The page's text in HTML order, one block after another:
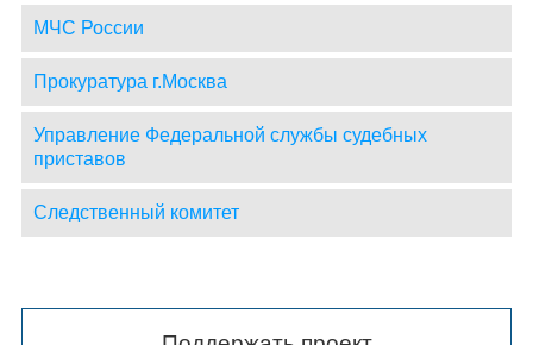
МЧС России
Прокуратура г.Москва
Управление Федеральной службы судебных
приставов
Следственный комитет